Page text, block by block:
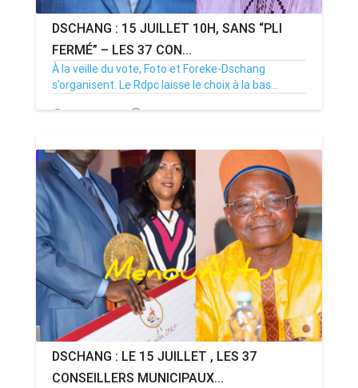
DSCHANG : 15 JUILLET 10H, SANS “PLI
FERMÉ” – LES 37 CON...
À la veille du vote, Foto et Foreke-Dschang
s’organisent. Le Rdpc laisse le choix à la bas...
14/07/26 Par MenouActu 0
DSCHANG : LE 15 JUILLET , LES 37
CONSEILLERS MUNICIPAUX...